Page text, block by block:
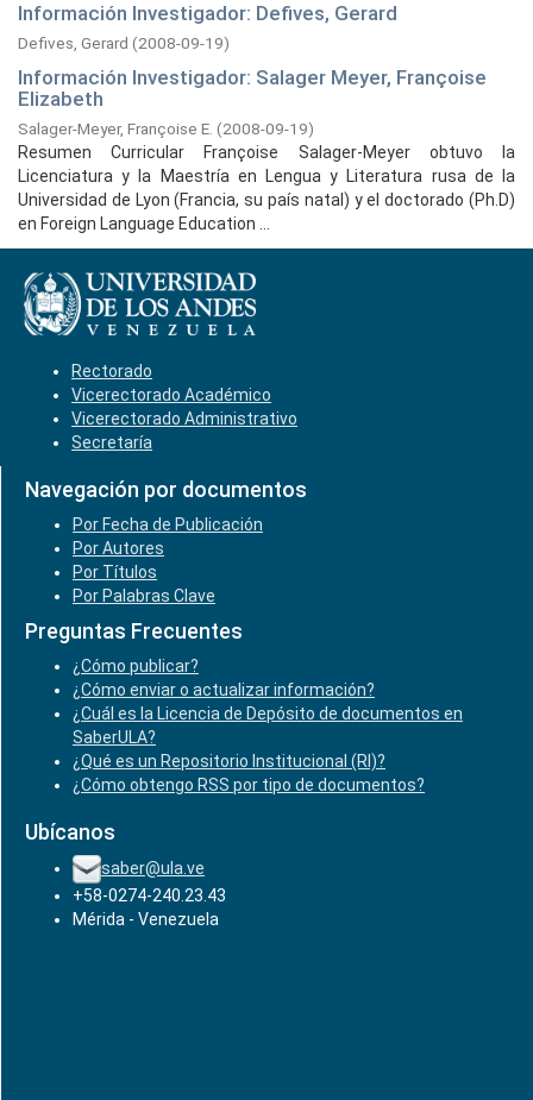
Información Investigador: Defives, Gerard
Defives, Gerard (2008-09-19)
Información Investigador: Salager Meyer, Françoise
Elizabeth
Salager-Meyer, Françoise E. (2008-09-19)
Resumen Curricular Françoise Salager-Meyer obtuvo la
Licenciatura y la Maestría en Lengua y Literatura rusa de la
Universidad de Lyon (Francia, su país natal) y el doctorado (Ph.D)
en Foreign Language Education ...
Rectorado
Vicerectorado Académico
Vicerectorado Administrativo
Secretaría
Navegación por documentos
Por Fecha de Publicación
Por Autores
Por Títulos
Por Palabras Clave
Preguntas Frecuentes
¿Cómo publicar?
¿Cómo enviar o actualizar información?
¿Cuál es la Licencia de Depósito de documentos en
SaberULA?
¿Qué es un Repositorio Institucional (RI)?
¿Cómo obtengo RSS por tipo de documentos?
Ubícanos
saber@ula.ve
+58-0274-240.23.43
Mérida - Venezuela